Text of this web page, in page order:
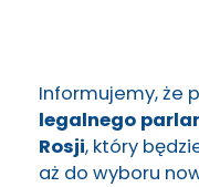
Informujemy, że
legalnego
Rosji, który
aż do wyboru